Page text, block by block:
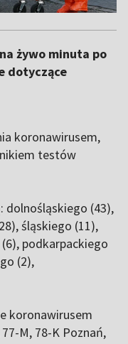
żywo minuta po
dotyczące
koronawirusem,
testów
dolnośląskiego (43),
śląskiego (11),
podkarpackiego
(2),
koronawirusem
M, 78-K Poznań,